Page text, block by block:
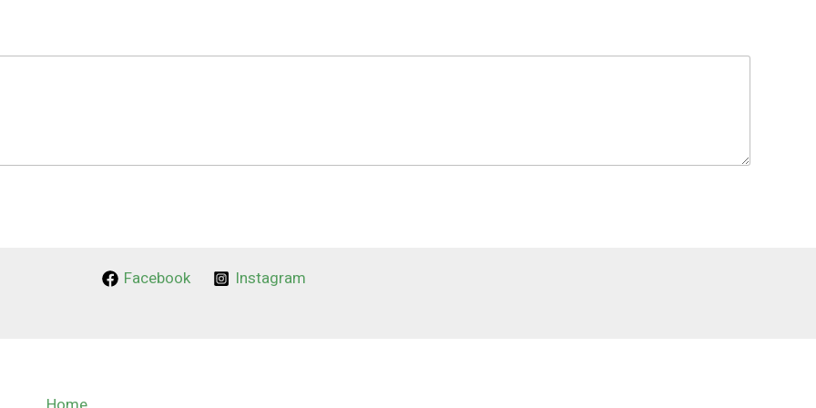
Facebook Instagram